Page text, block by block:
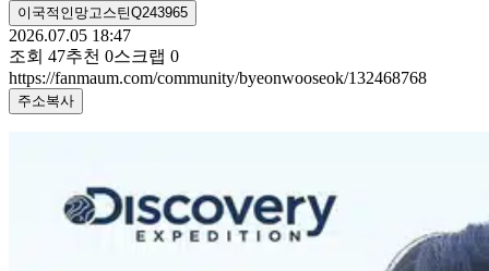
이국적인망고스틴Q243965
2026.07.05 18:47
조회 47추천 0스크랩 0
https://fanmaum.com/community/byeonwooseok/132468768
주소복사